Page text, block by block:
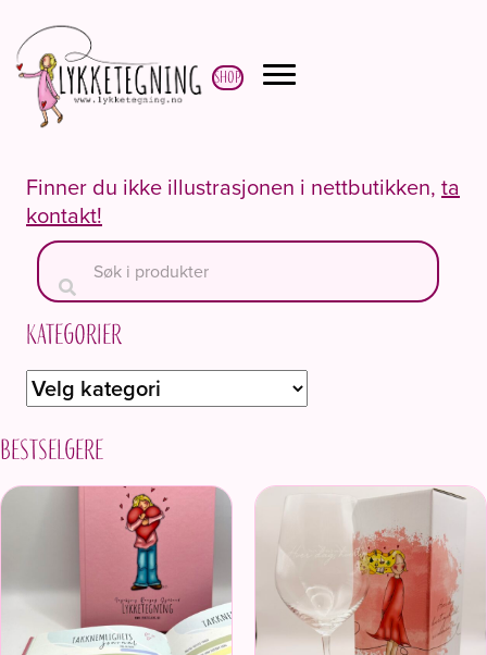
Shop
Finner du ikke illustrasjonen i nettbutikken, ta
kontakt!
Kategorier
Bestselgere